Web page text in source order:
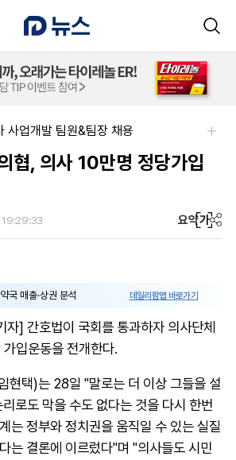
사업개발 팀원&팀장 채용
협, 의사 10만명 정당가입
요약가
국 매출·상권 분석 데일리팜맵 바로가기
] 간호법이 국회를 통과하자 의사단체
입운동을 전개한다.
현택)는 28일 "말로는 더 이상 그들을 설
로도 막을 수도 없다는 것을 다시 한번
는 정부와 정치권을 움직일 수 있는 실질
는 결론에 이르렀다"며 "의사들도 시민